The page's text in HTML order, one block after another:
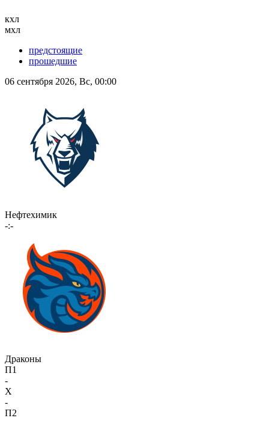
кхл
мхл
предстоящие
прошедшие
06 сентября 2026, Вс, 00:00
Нефтехимик
-:-
Драконы
П1
-
X
-
П2